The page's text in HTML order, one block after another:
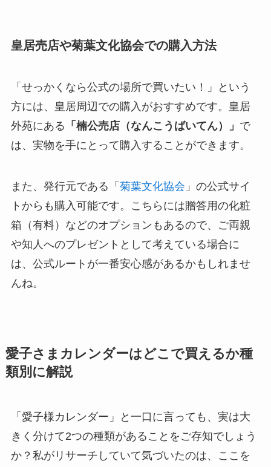
皇居売店や菊葉文化協会での購入方法
「せっかくなら公式の場所で買いたい！」という
方には、皇居周辺での購入がおすすめです。皇居
外苑にある 「楠公売店（なんこうばいてん）」 で
は、実物を手にとって購入することができます。
また、発行元である「 菊葉文化協会 」の公式サイ
トからも購入可能です。こちらには贈答用の化粧
箱（有料）などのオプションもあるので、ご両親
や知人へのプレゼントとして考えている場合に
は、公式ルートが一番安心感があるかもしれませ
んね。
愛子さまカレンダーはどこで買えるか種
類別に解説
「愛子様カレンダー」と一口に言っても、実は大
きく分けて2つの種類があることをご存知でしょう
か？私がリサーチしていて気づいたのは、ここを